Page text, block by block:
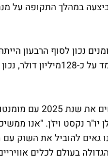
במהלך התקופה על מנת
הראשון של 2025 כ-84% מהמאזן.
"אנו פותחים
יו"ר נקסט ויז'ן. "אנו
גאים להוביל את השוק